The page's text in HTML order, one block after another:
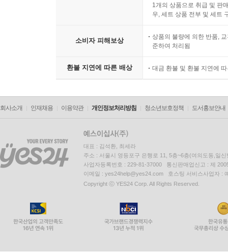
1개의 상품으로 취급 및 판
우, 세트 상품 전부 및 세트
소비자 피해보상
상품의 불량에 의한 반품,
준하여 처리됨
환불 지연에 따른 배상 대금 환불 및 환불 지연에
회사소개 인재채용 이용약관 개인정보처리방침 청소년보호정책 도서홍보안내
대표 : 김석환, 최세라
주소 : 서울시 영등포구 은행로 11, 5층~6층(여의도동,일신
사업자등록번호 : 229-81-37000 통신판매업신고 : 제
이메일 : yes24help@yes24.com 호스팅 서비스사업자 :
Copyright ⓒ YES24 Corp. All Rights Reserved.